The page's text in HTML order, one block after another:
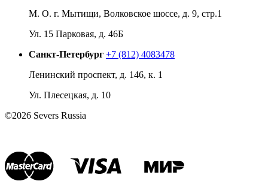
М. О. г. Мытищи, Волковское шоссе, д. 9, стр.1
Ул. 15 Парковая, д. 46Б
Санкт-Петербург +7 (812) 4083478
Ленинский проспект, д. 146, к. 1
Ул. Плесецкая, д. 10
©2026 Severs Russia